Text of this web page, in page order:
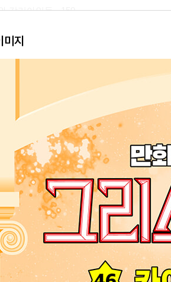
갈리아인들 · 150
전투와 베르킨게토릭스 · 154
는 그리스 로마 신화 · 156
지